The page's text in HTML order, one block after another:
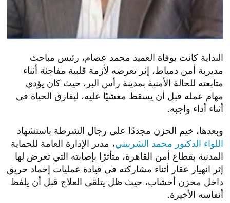
البداية كانت بوفاة العميد محمد عصام، رئيس مباحث
مديرية أمن دمياط، إثر تعرضه لأزمة قلبية مفاجئة أثناء
متابعته للحالة الأمنية بمدينة رأس البر، حيث كان يؤدي
مهام عمله قبل أن يسقط مغشيًا عليه، ليفارق الحياة في
أثناء أداء واجبه.
وبعدها، خيم الحزن مجددًا على رجال الشرطة باستشهاد
اللواء الدكتور محمد الشربيني، مدير الإدارة العامة للحماية
المدنية بقطاع أمن القاهرة، متأثرًا بإصابته التي تعرض لها
إثر انهيار عقار أثناء مشاركته في قيادة عمليات إخماد حريق
داخل مخزن أخشاب، حيث ظل يتلقى العلاج قبل أن يلفظ
أنفاسه الأخيرة.